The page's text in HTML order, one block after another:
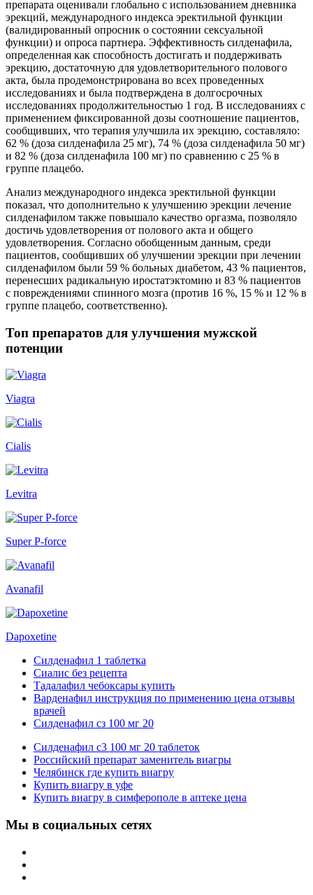
препарата оценивали глобально с использованием дневника
эрекций, международного индекса эректильной функции
(валидированный опросник о состоянии сексуальной
функции) и опроса партнера. Эффективность силденафила,
определенная как способность достигать и поддерживать
эрекцию, достаточную для удовлетворительного полового
акта, была продемонстрирована во всех проведенных
исследованиях и была подтверждена в долгосрочных
исследованиях продолжительностью 1 год. В исследованиях с
применением фиксированной дозы соотношение пациентов,
сообщивших, что терапия улучшила их эрекцию, составляло:
62 % (доза силденафила 25 мг), 74 % (доза силденафила 50 мг)
и 82 % (доза силденафила 100 мг) по сравнению с 25 % в
группе плацебо.
Анализ международного индекса эректильной функции
показал, что дополнительно к улучшению эрекции лечение
силденафилом также повышало качество оргазма, позволяло
достичь удовлетворения от полового акта и общего
удовлетворения. Согласно обобщенным данным, среди
пациентов, сообщивших об улучшении эрекции при лечении
силденафилом были 59 % больных диабетом, 43 % пациентов,
перенесших радикальную иростатэктомию и 83 % пациентов
с повреждениями спинного мозга (против 16 %, 15 % и 12 % в
группе плацебо, соответственно).
Топ препаратов для улучшения мужской
потенции
Viagra
Cialis
Levitra
Super P-force
Avanafil
Dapoxetine
Силденафил 1 таблетка
Сиалис без рецепта
Тадалафил чебоксары купить
Варденафил инструкция по применению цена отзывы
врачей
Силденафил сз 100 мг 20
Силденафил с3 100 мг 20 таблеток
Российский препарат заменитель виагры
Челябинск где купить виагру
Купить виагру в уфе
Купить виагру в симферополе в аптеке цена
Мы в социальных сетях